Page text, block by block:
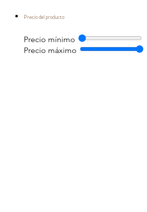
Precio del producto
Precio mínimo
Precio máximo